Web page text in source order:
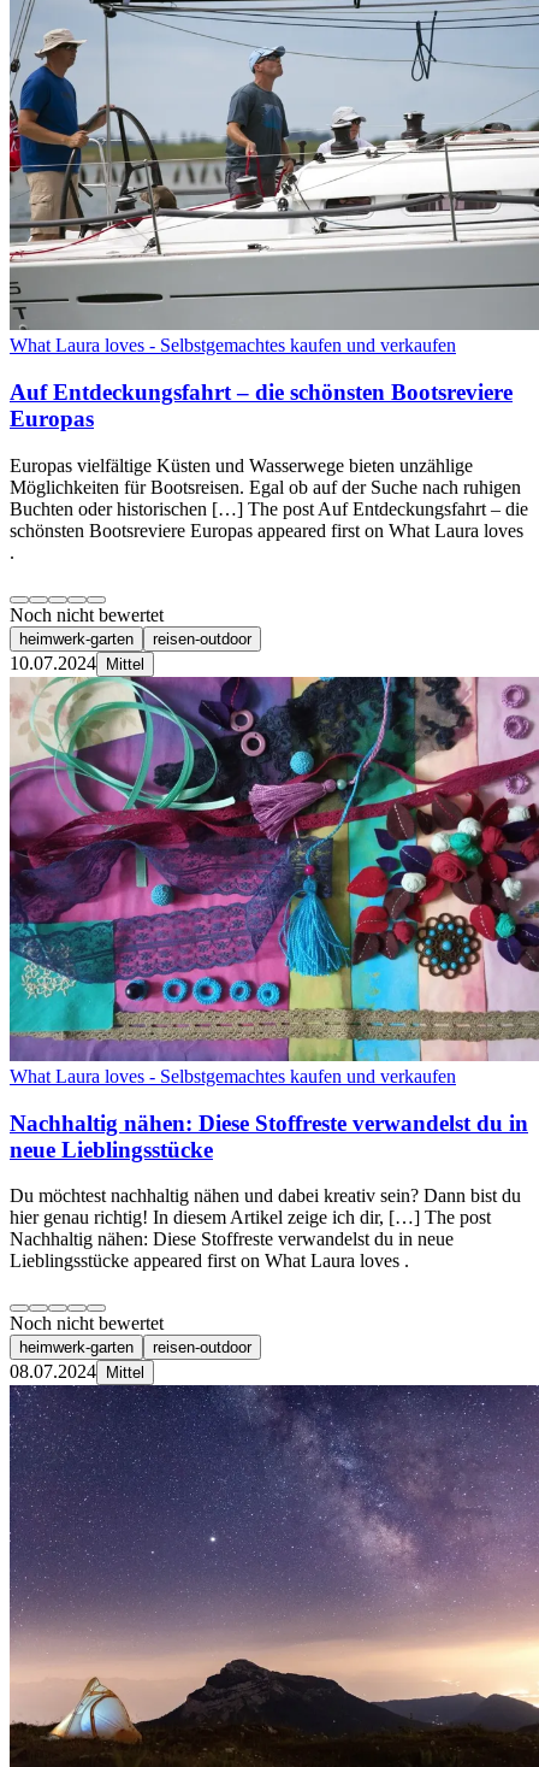
What Laura loves - Selbstgemachtes kaufen und verkaufen
Auf Entdeckungsfahrt – die schönsten Bootsreviere
Europas
Europas vielfältige Küsten und Wasserwege bieten unzählige
Möglichkeiten für Bootsreisen. Egal ob auf der Suche nach ruhigen
Buchten oder historischen […] The post Auf Entdeckungsfahrt – die
schönsten Bootsreviere Europas appeared first on What Laura loves
.
Noch nicht bewertet
heimwerk-garten reisen-outdoor
10.07.2024 Mittel
What Laura loves - Selbstgemachtes kaufen und verkaufen
Nachhaltig nähen: Diese Stoffreste verwandelst du in
neue Lieblingsstücke
Du möchtest nachhaltig nähen und dabei kreativ sein? Dann bist du
hier genau richtig! In diesem Artikel zeige ich dir, […] The post
Nachhaltig nähen: Diese Stoffreste verwandelst du in neue
Lieblingsstücke appeared first on What Laura loves .
Noch nicht bewertet
heimwerk-garten reisen-outdoor
08.07.2024 Mittel